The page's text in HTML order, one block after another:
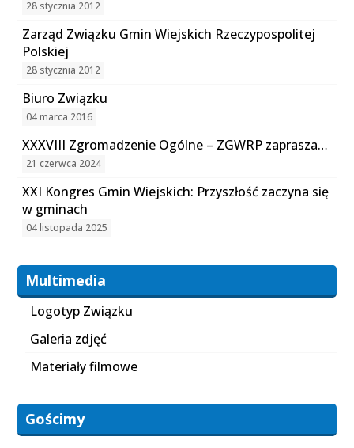
28 stycznia 2012
Zarząd Związku Gmin Wiejskich Rzeczypospolitej
Polskiej
28 stycznia 2012
Biuro Związku
04 marca 2016
XXXVIII Zgromadzenie Ogólne – ZGWRP zaprasza…
21 czerwca 2024
XXI Kongres Gmin Wiejskich: Przyszłość zaczyna się
w gminach
04 listopada 2025
Multimedia
Logotyp Związku
Galeria zdjęć
Materiały filmowe
Gościmy